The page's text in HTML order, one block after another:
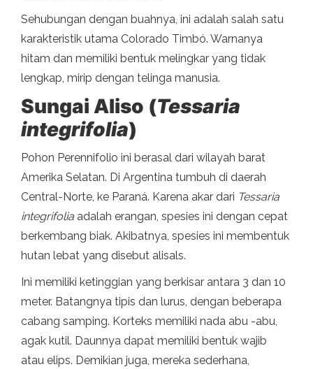
Sehubungan dengan buahnya, ini adalah salah satu
karakteristik utama Colorado Timbó. Warnanya
hitam dan memiliki bentuk melingkar yang tidak
lengkap, mirip dengan telinga manusia.
Sungai Aliso (Tessaria
integrifolia)
Pohon Perennifolio ini berasal dari wilayah barat
Amerika Selatan. Di Argentina tumbuh di daerah
Central-Norte, ke Paraná. Karena akar dari Tessaria
integrifolia adalah erangan, spesies ini dengan cepat
berkembang biak. Akibatnya, spesies ini membentuk
hutan lebat yang disebut alisals.
Ini memiliki ketinggian yang berkisar antara 3 dan 10
meter. Batangnya tipis dan lurus, dengan beberapa
cabang samping. Korteks memiliki nada abu -abu,
agak kutil. Daunnya dapat memiliki bentuk wajib
atau elips. Demikian juga, mereka sederhana,